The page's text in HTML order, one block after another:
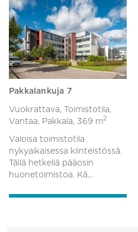
Pakkalankuja 7
Vuokrattava, Toimistotila,
Vantaa, Pakkala, 369 m2
Valoisa toimistotila
nykyaikaisessa kiinteistössä.
Tällä hetkellä pääosin
huonetoimistoa. Kä...